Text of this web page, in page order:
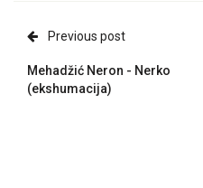
Previous post
Mehadžić Neron - Nerko
(ekshumacija)